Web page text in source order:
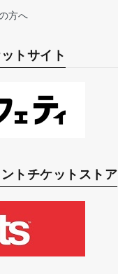
方へ
トサイト
トチケットストア